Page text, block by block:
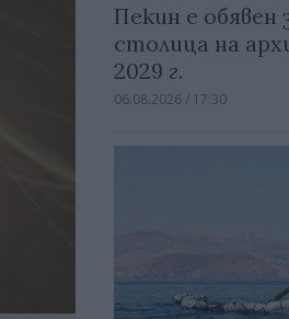
Пекин е обявен
столица на
2029 г.
06.08.2026 / 17:30